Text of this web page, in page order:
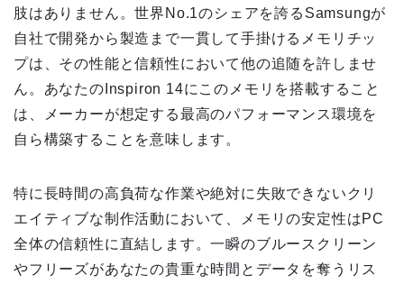
肢はありません。世界No.1のシェアを誇るSamsungが
自社で開発から製造まで一貫して手掛けるメモリチッ
プは、その性能と信頼性において他の追随を許しませ
ん。あなたのInspiron 14にこのメモリを搭載すること
は、メーカーが想定する最高のパフォーマンス環境を
自ら構築することを意味します。
特に長時間の高負荷な作業や絶対に失敗できないクリ
エイティブな制作活動において、メモリの安定性はPC
全体の信頼性に直結します。一瞬のブルースクリーン
やフリーズがあなたの貴重な時間とデータを奪うリス